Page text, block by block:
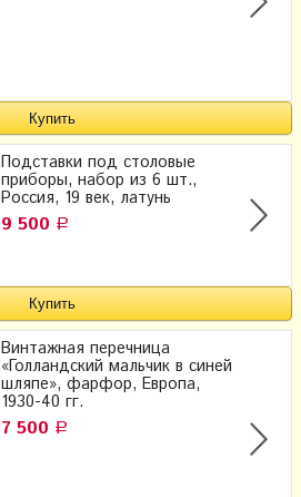
Подставки под столовые
приборы, набор из 6 шт.,
Россия, 19 век, латунь
9 500 Р
Винтажная перечница
«Голландский мальчик в синей
шляпе», фарфор, Европа,
1930-40 гг.
7 500 Р